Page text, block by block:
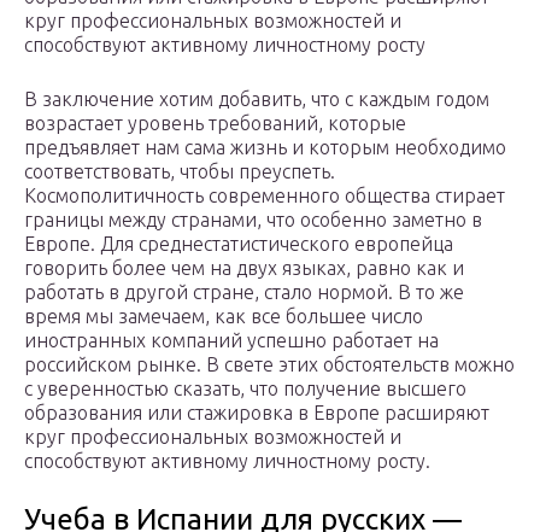
круг профессиональных возможностей и
способствуют активному личностному росту
В заключение хотим добавить, что с каждым годом
возрастает уровень требований, которые
предъявляет нам сама жизнь и которым необходимо
соответствовать, чтобы преуспеть.
Космополитичность современного общества стирает
границы между странами, что особенно заметно в
Европе. Для среднестатистического европейца
говорить более чем на двух языках, равно как и
работать в другой стране, стало нормой. В то же
время мы замечаем, как все большее число
иностранных компаний успешно работает на
российском рынке. В свете этих обстоятельств можно
с уверенностью сказать, что получение высшего
образования или стажировка в Европе расширяют
круг профессиональных возможностей и
способствуют активному личностному росту.
Учеба в Испании для русских —